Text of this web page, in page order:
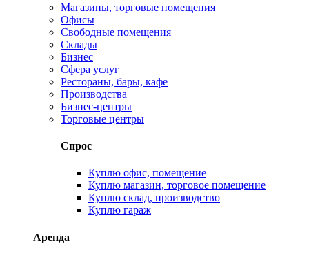
Магазины, торговые помещения
Офисы
Свободные помещения
Склады
Бизнес
Сфера услуг
Рестораны, бары, кафе
Производства
Бизнес-центры
Торговые центры
Спрос
Куплю офис, помещение
Куплю магазин, торговое помещение
Куплю склад, производство
Куплю гараж
Аренда